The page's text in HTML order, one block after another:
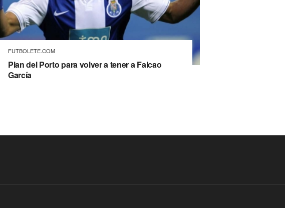
FUTBOLETE.COM
Plan del Porto para volver a tener a Falcao
García